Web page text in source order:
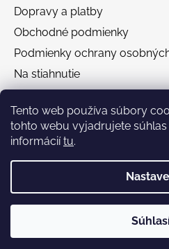
Tento web používa súbory
tohto webu vyjadrujete súhlas
informáciítu.
Dopravy a platby
Obchodné podmienky
Podmienky ochrany
Na stiahnutie
Facebook
Vytvoril
Copyright 2026Gravit.